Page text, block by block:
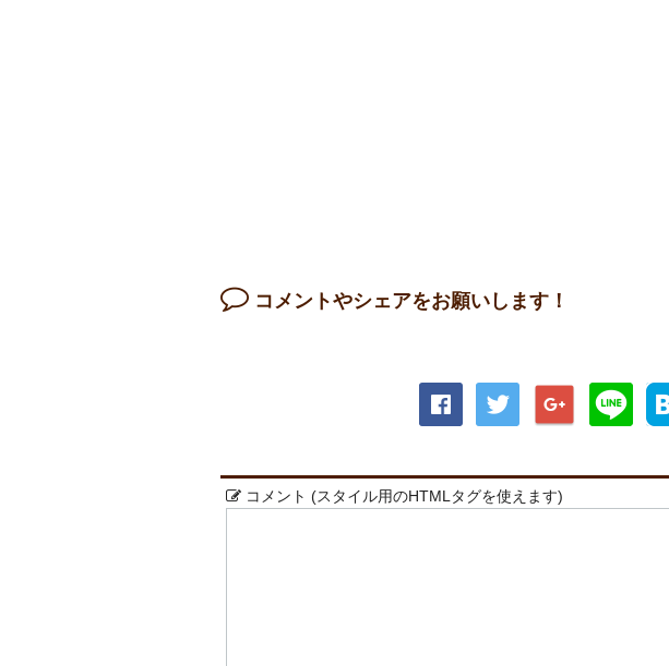
コメントやシェアをお願いします！
コメント (スタイル用のHTMLタグを使えます)